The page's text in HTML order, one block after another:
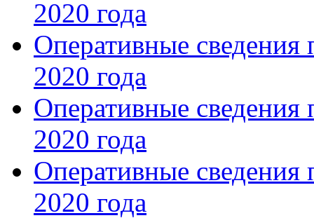
2020 года
Оперативные
2020 года
Оперативные
2020 года
Оперативные
2020 года